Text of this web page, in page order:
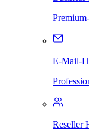
E-Mail-
Reseller